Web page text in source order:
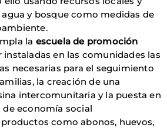
y bosque como medidas de
la escuela de promoción
instaladas en las comunidades las
necesarias para el seguimiento
la creación de una
intercomunitaria y la puesta en
economía social
como abonos, huevos,